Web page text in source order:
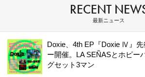
RECENT
最新ニュース
Doxie、4th EP『Doxie Ⅳ』先
ー開催。LA SEÑASとホピー
グセット3マン